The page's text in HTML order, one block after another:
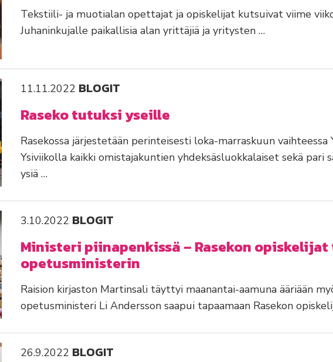
Tekstiili- ja muotialan opettajat ja opiskelijat kutsuivat viime
Juhaninkujalle paikallisia alan yrittäjiä ja yritysten …
11.11.2022 BLOGIT
Raseko tutuksi yseille
Rasekossa järjestetään perinteisesti loka-marraskuun vaihteessa
Ysiviikolla kaikki omistajakuntien yhdeksäsluokkalaiset sekä pari
ysiä …
3.10.2022 BLOGIT
Ministeri piinapenkissä – Rasekon
opetusministerin
Raision kirjaston Martinsali täyttyi maanantai-aamuna ääriään
opetusministeri Li Andersson saapui tapaamaan Rasekon
26.9.2022 BLOGIT